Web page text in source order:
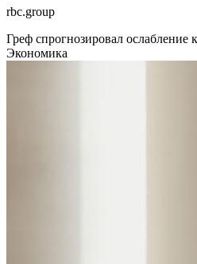
rbc.group
Греф спрогнозировал ослабление
Экономика